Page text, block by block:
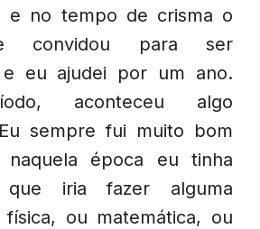
e no tempo de crisma o
convidou para ser
e eu ajudei por um ano.
aconteceu algo
sempre fui muito bom
época eu tinha
iria fazer alguma
ou matemática, ou